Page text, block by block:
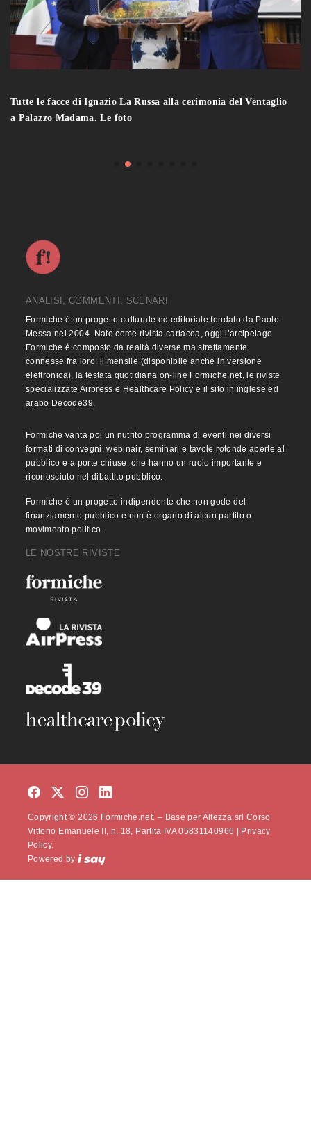
Tutte le facce di Ignazio La Russa alla cerimonia del Ventaglio
a Palazzo Madama. Le foto
ANALISI, COMMENTI, SCENARI
Formiche è un progetto culturale ed editoriale fondato da Paolo
Messa nel 2004. Nato come rivista cartacea, oggi l’arcipelago
Formiche è composto da realtà diverse ma strettamente
connesse fra loro: il mensile (disponibile anche in versione
elettronica), la testata quotidiana on-line Formiche.net, le riviste
specializzate Airpress e Healthcare Policy e il sito in inglese ed
arabo Decode39.
Formiche vanta poi un nutrito programma di eventi nei diversi
formati di convegni, webinair, seminari e tavole rotonde aperte al
pubblico e a porte chiuse, che hanno un ruolo importante e
riconosciuto nel dibattito pubblico.
Formiche è un progetto indipendente che non gode del
finanziamento pubblico e non è organo di alcun partito o
movimento politico.
LE NOSTRE RIVISTE
Copyright © 2026 Formiche.net. – Base per Altezza srl Corso
Vittorio Emanuele II, n. 18, Partita IVA 05831140966 |
Privacy
Policy.
Powered by